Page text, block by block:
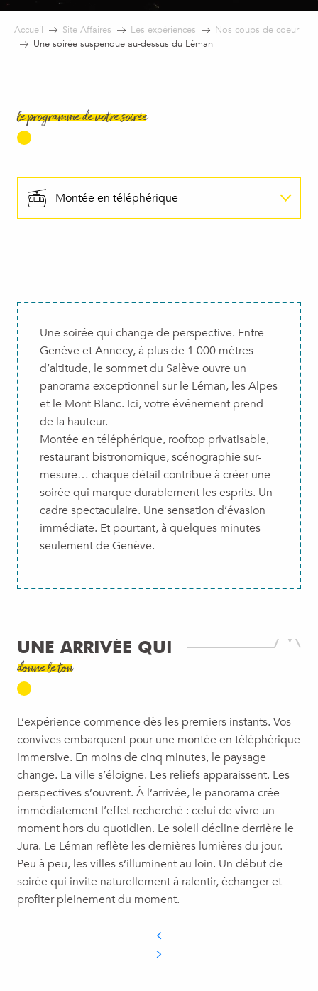
Accueil Site Affaires Les expériences
Nos coups de coeur
Une soirée suspendue au-dessus du Léman
le programme de votre soirée
Montée en téléphérique
Une soirée qui change de perspective. Entre
Genève et Annecy, à plus de 1 000 mètres
d’altitude, le sommet du Salève ouvre un
panorama exceptionnel sur le Léman, les Alpes
et le Mont Blanc. Ici, votre événement prend
de la hauteur.
Montée en téléphérique, rooftop privatisable,
restaurant bistronomique, scénographie sur-
mesure… chaque détail contribue à créer une
soirée qui marque durablement les esprits. Un
cadre spectaculaire. Une sensation d’évasion
immédiate. Et pourtant, à quelques minutes
seulement de Genève.
UNE ARRIVÉE QUI
donne le ton
L’expérience commence dès les premiers instants. Vos
convives embarquent pour une montée en téléphérique
immersive. En moins de cinq minutes, le paysage
change. La ville s’éloigne. Les reliefs apparaissent. Les
perspectives s’ouvrent. À l’arrivée, le panorama crée
immédiatement l’effet recherché : celui de vivre un
moment hors du quotidien. Le soleil décline derrière le
Jura. Le Léman reflète les dernières lumières du jour.
Peu à peu, les villes s’illuminent au loin. Un début de
soirée qui invite naturellement à ralentir, échanger et
profiter pleinement du moment.